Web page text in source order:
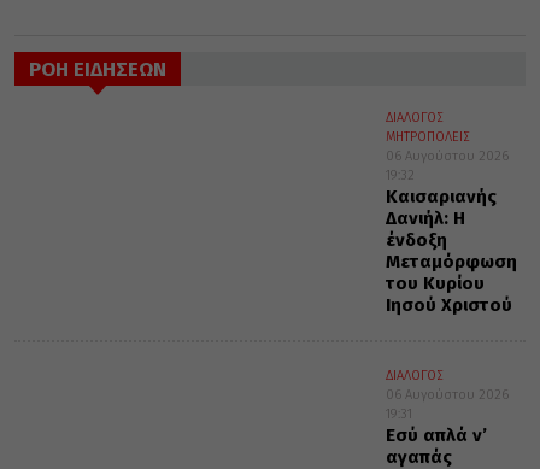
ΡΟΗ ΕΙΔΗΣΕΩΝ
ΔΙΑΛΟΓΟΣ
ΜΗΤΡΟΠΟΛΕΙΣ
06 Αυγούστου 2026
19:32
Καισαριανής
Δανιήλ: Η
ένδοξη
Μεταμόρφωση
του Κυρίου
Ιησού Χριστού
ΔΙΑΛΟΓΟΣ
06 Αυγούστου 2026
19:31
Εσύ απλά ν’
αγαπάς